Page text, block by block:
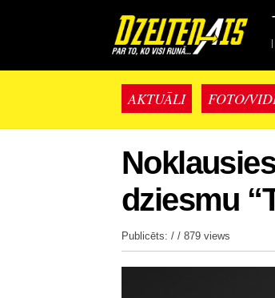
AKTUĀLI FOTO/
dziesmu
Publicēts: / / 879 views